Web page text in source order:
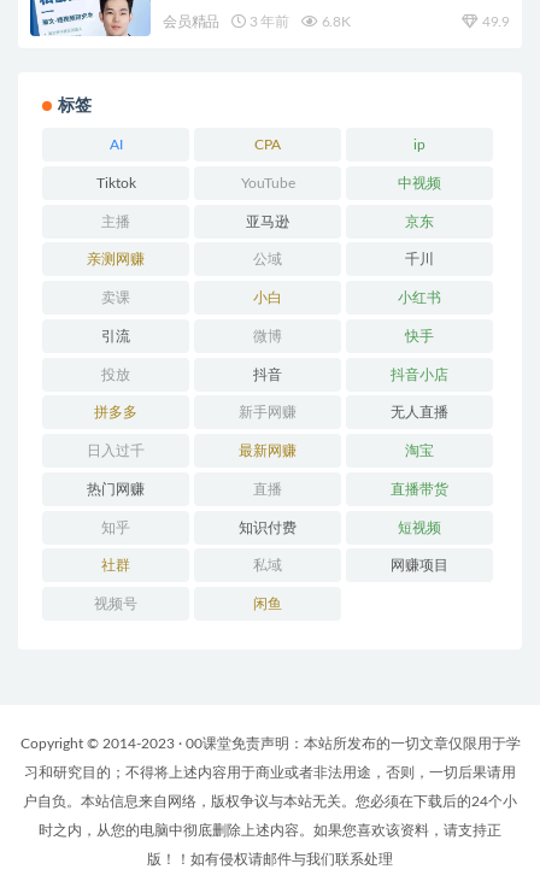
会员精品 3 年前 6.8K 49.9
标签
AI CPA ip
Tiktok YouTube 中视频
主播 亚马逊 京东
亲测网赚 公域 千川
卖课 小白 小红书
引流 微博 快手
投放 抖音 抖音小店
拼多多 新手网赚 无人直播
日入过千 最新网赚 淘宝
热门网赚 直播 直播带货
知乎 知识付费 短视频
社群 私域 网赚项目
视频号 闲鱼
Copyright © 2014-2023 · 00课堂免责声明：本站所发布的一切文章仅限用于学
习和研究目的；不得将上述内容用于商业或者非法用途，否则，一切后果请用
户自负。本站信息来自网络，版权争议与本站无关。您必须在下载后的24个小
时之内，从您的电脑中彻底删除上述内容。如果您喜欢该资料，请支持正
版！！如有侵权请邮件与我们联系处理